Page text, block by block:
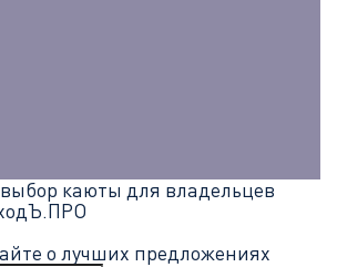
каюты для владельцев
о лучших предложениях